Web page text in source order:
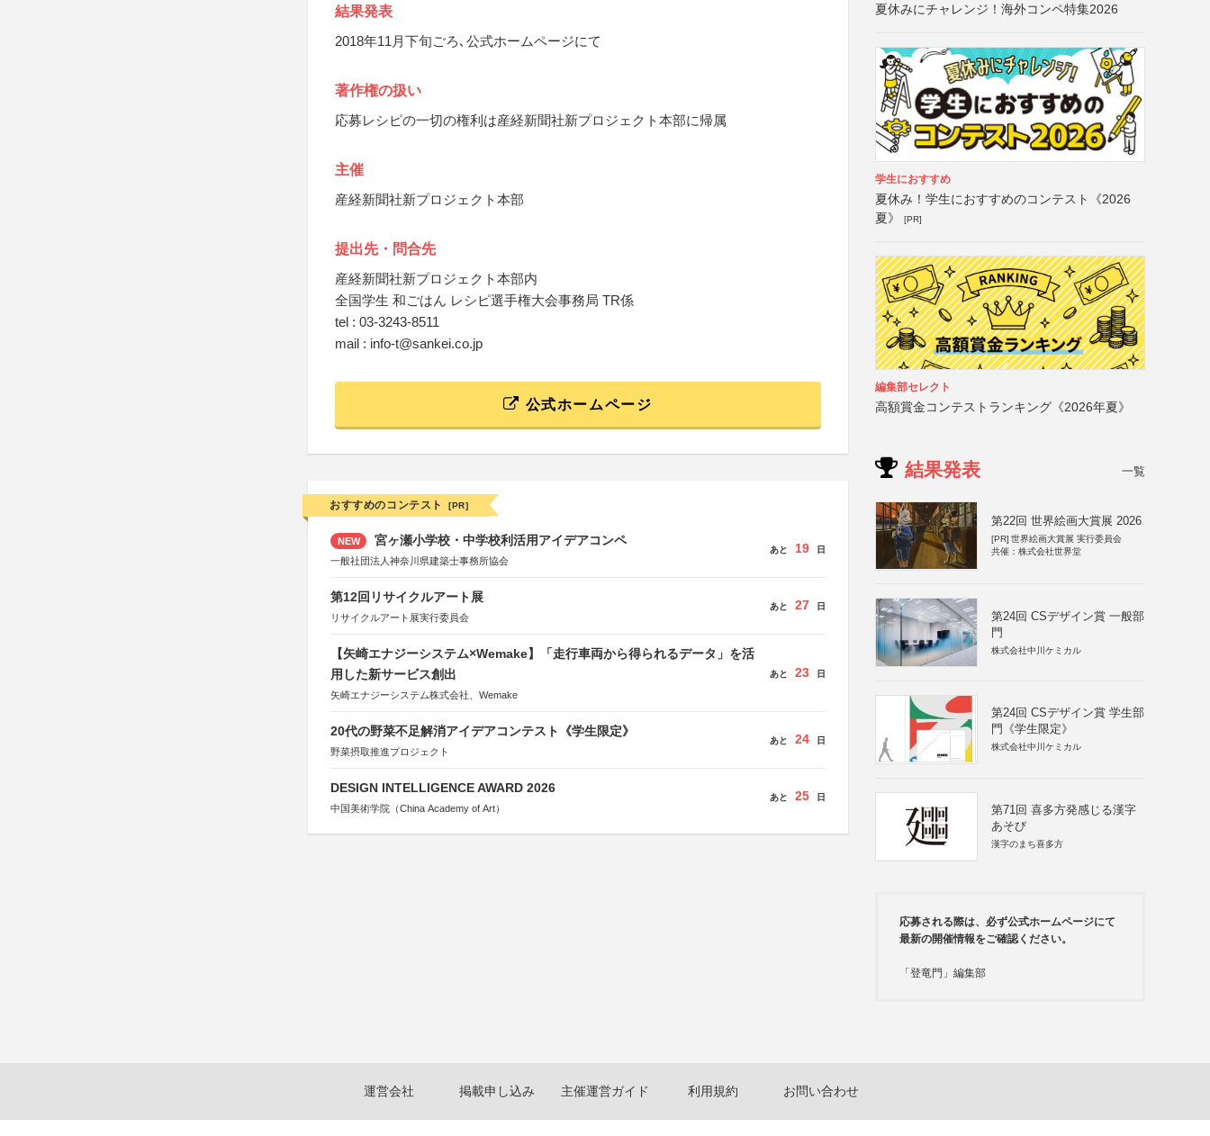
結果発表
2018年11月下旬ごろ､公式ホームページにて
著作権の扱い
応募レシピの一切の権利は産経新聞社新プロジェクト本部に帰属
主催
産経新聞社新プロジェクト本部
提出先・問合先
産経新聞社新プロジェクト本部内
全国学生 和ごはん レシピ選手権大会事務局 TR係
tel : 03-3243-8511
mail : info-t@sankei.co.jp
公式ホームページ
おすすめのコンテスト [PR]
NEW 宮ヶ瀬小学校・中学校利活用アイデアコンペ
一般社団法人神奈川県建築士事務所協会
あと 19 日
第12回リサイクルアート展
リサイクルアート展実行委員会
あと 27 日
【矢崎エナジーシステム×Wemake】「走行車両から得られるデータ」を活
用した新サービス創出
矢崎エナジーシステム株式会社、Wemake
あと 23 日
20代の野菜不足解消アイデアコンテスト《学生限定》
野菜摂取推進プロジェクト
あと 24 日
DESIGN INTELLIGENCE AWARD 2026
中国美術学院（China Academy of Art）
あと 25 日
夏休みにチャレンジ！海外コンペ特集2026
学生におすすめ
夏休み！学生におすすめのコンテスト《2026
夏》
[PR]
編集部セレクト
高額賞金コンテストランキング《2026年夏》
結果発表 一覧
第22回 世界絵画大賞展 2026
[PR] 世界絵画大賞展 実行委員会
共催：株式会社世界堂
第24回 CSデザイン賞 一般部
門
株式会社中川ケミカル
第24回 CSデザイン賞 学生部
門《学生限定》
株式会社中川ケミカル
第71回 喜多方発感じる漢字
あそび
漢字のまち喜多方
応募される際は、必ず公式ホームページにて
最新の開催情報をご確認ください。
「登竜門」編集部
運営会社 掲載申し込み 主催運営ガイド 利用規約 お問い合わせ